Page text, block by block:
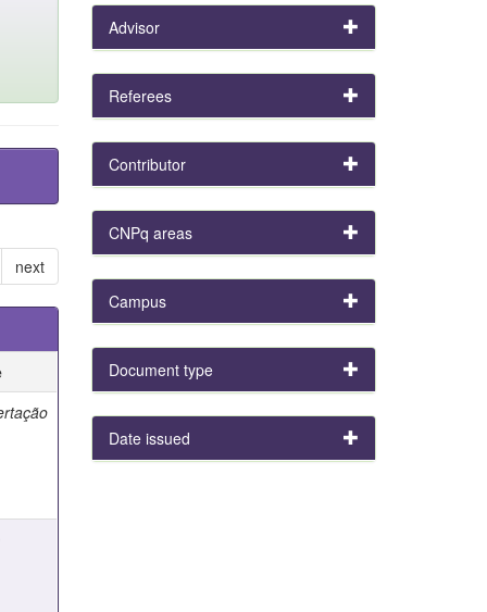
next
Advisor
Referees
Contributor
CNPq areas
Campus
Document type
Date issued